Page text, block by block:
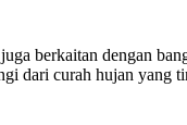
berkaitan dengan
dari curah hujan yang